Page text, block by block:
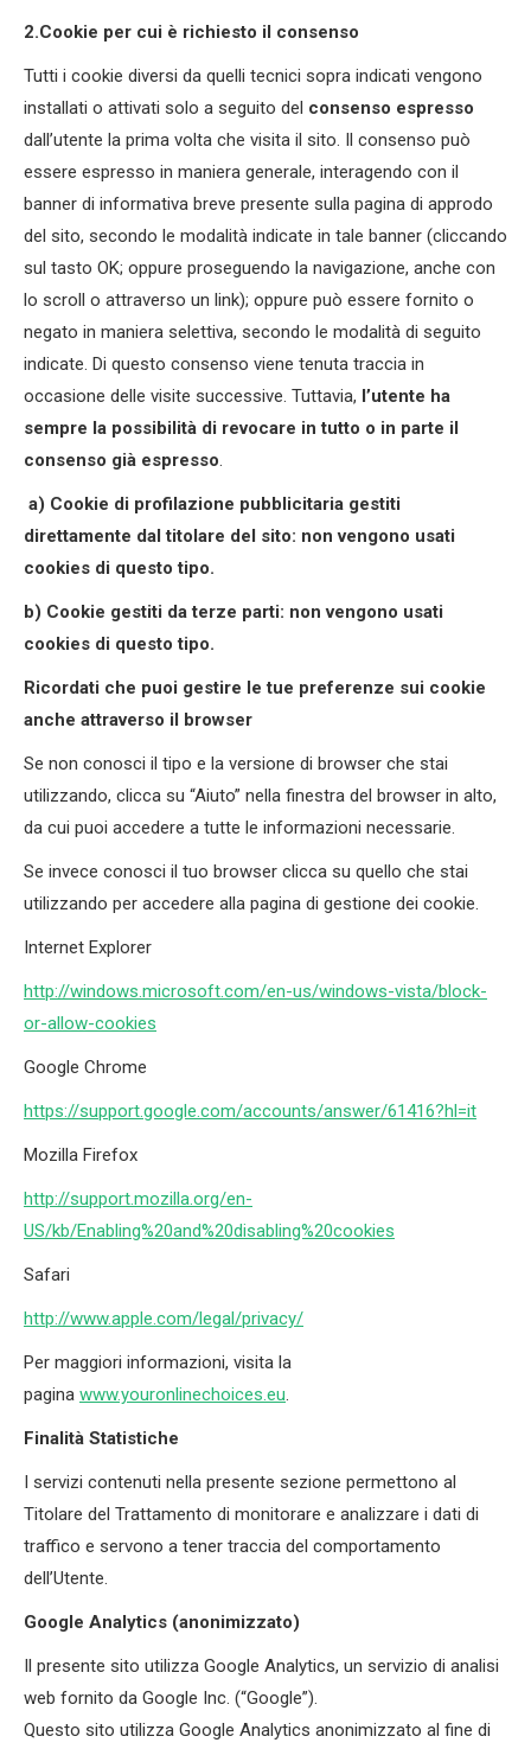
2.Cookie per cui è richiesto il consenso
Tutti i cookie diversi da quelli tecnici sopra indicati vengono
installati o attivati solo a seguito del consenso espresso
dall’utente la prima volta che visita il sito. Il consenso può
essere espresso in maniera generale, interagendo con il
banner di informativa breve presente sulla pagina di approdo
del sito, secondo le modalità indicate in tale banner (cliccando
sul tasto OK; oppure proseguendo la navigazione, anche con
lo scroll o attraverso un link); oppure può essere fornito o
negato in maniera selettiva, secondo le modalità di seguito
indicate. Di questo consenso viene tenuta traccia in
occasione delle visite successive. Tuttavia, l’utente ha
sempre la possibilità di revocare in tutto o in parte il
consenso già espresso
a) Cookie di profilazione pubblicitaria gestiti
direttamente dal titolare del sito: non vengono usati
cookies di questo tipo.
b) Cookie gestiti da terze parti: non vengono usati
cookies di questo tipo.
Ricordati che puoi gestire le tue preferenze sui cookie
anche attraverso il browser
Se non conosci il tipo e la versione di browser che stai
utilizzando, clicca su “Aiuto” nella finestra del browser in alto,
da cui puoi accedere a tutte le informazioni necessarie.
Se invece conosci il tuo browser clicca su quello che stai
utilizzando per accedere alla pagina di gestione dei cookie.
Internet Explorer
http://windows.microsoft.com/en-us/windows-vista/block-
or-allow-cookies
Google Chrome
https://support.google.com/accounts/answer/61416?hl=it
Mozilla Firefox
http://support.mozilla.org/en-
US/kb/Enabling%20and%20disabling%20cookies
Safari
http://www.apple.com/legal/privacy/
Per maggiori informazioni, visita la
pagina www.youronlinechoices.eu
Finalità Statistiche
I servizi contenuti nella presente sezione permettono al
Titolare del Trattamento di monitorare e analizzare i dati di
traffico e servono a tener traccia del comportamento
dell’Utente.
Google Analytics (anonimizzato)
Il presente sito utilizza Google Analytics, un servizio di analisi
web fornito da Google Inc. (“Google”).
Questo sito utilizza Google Analytics anonimizzato al fine di